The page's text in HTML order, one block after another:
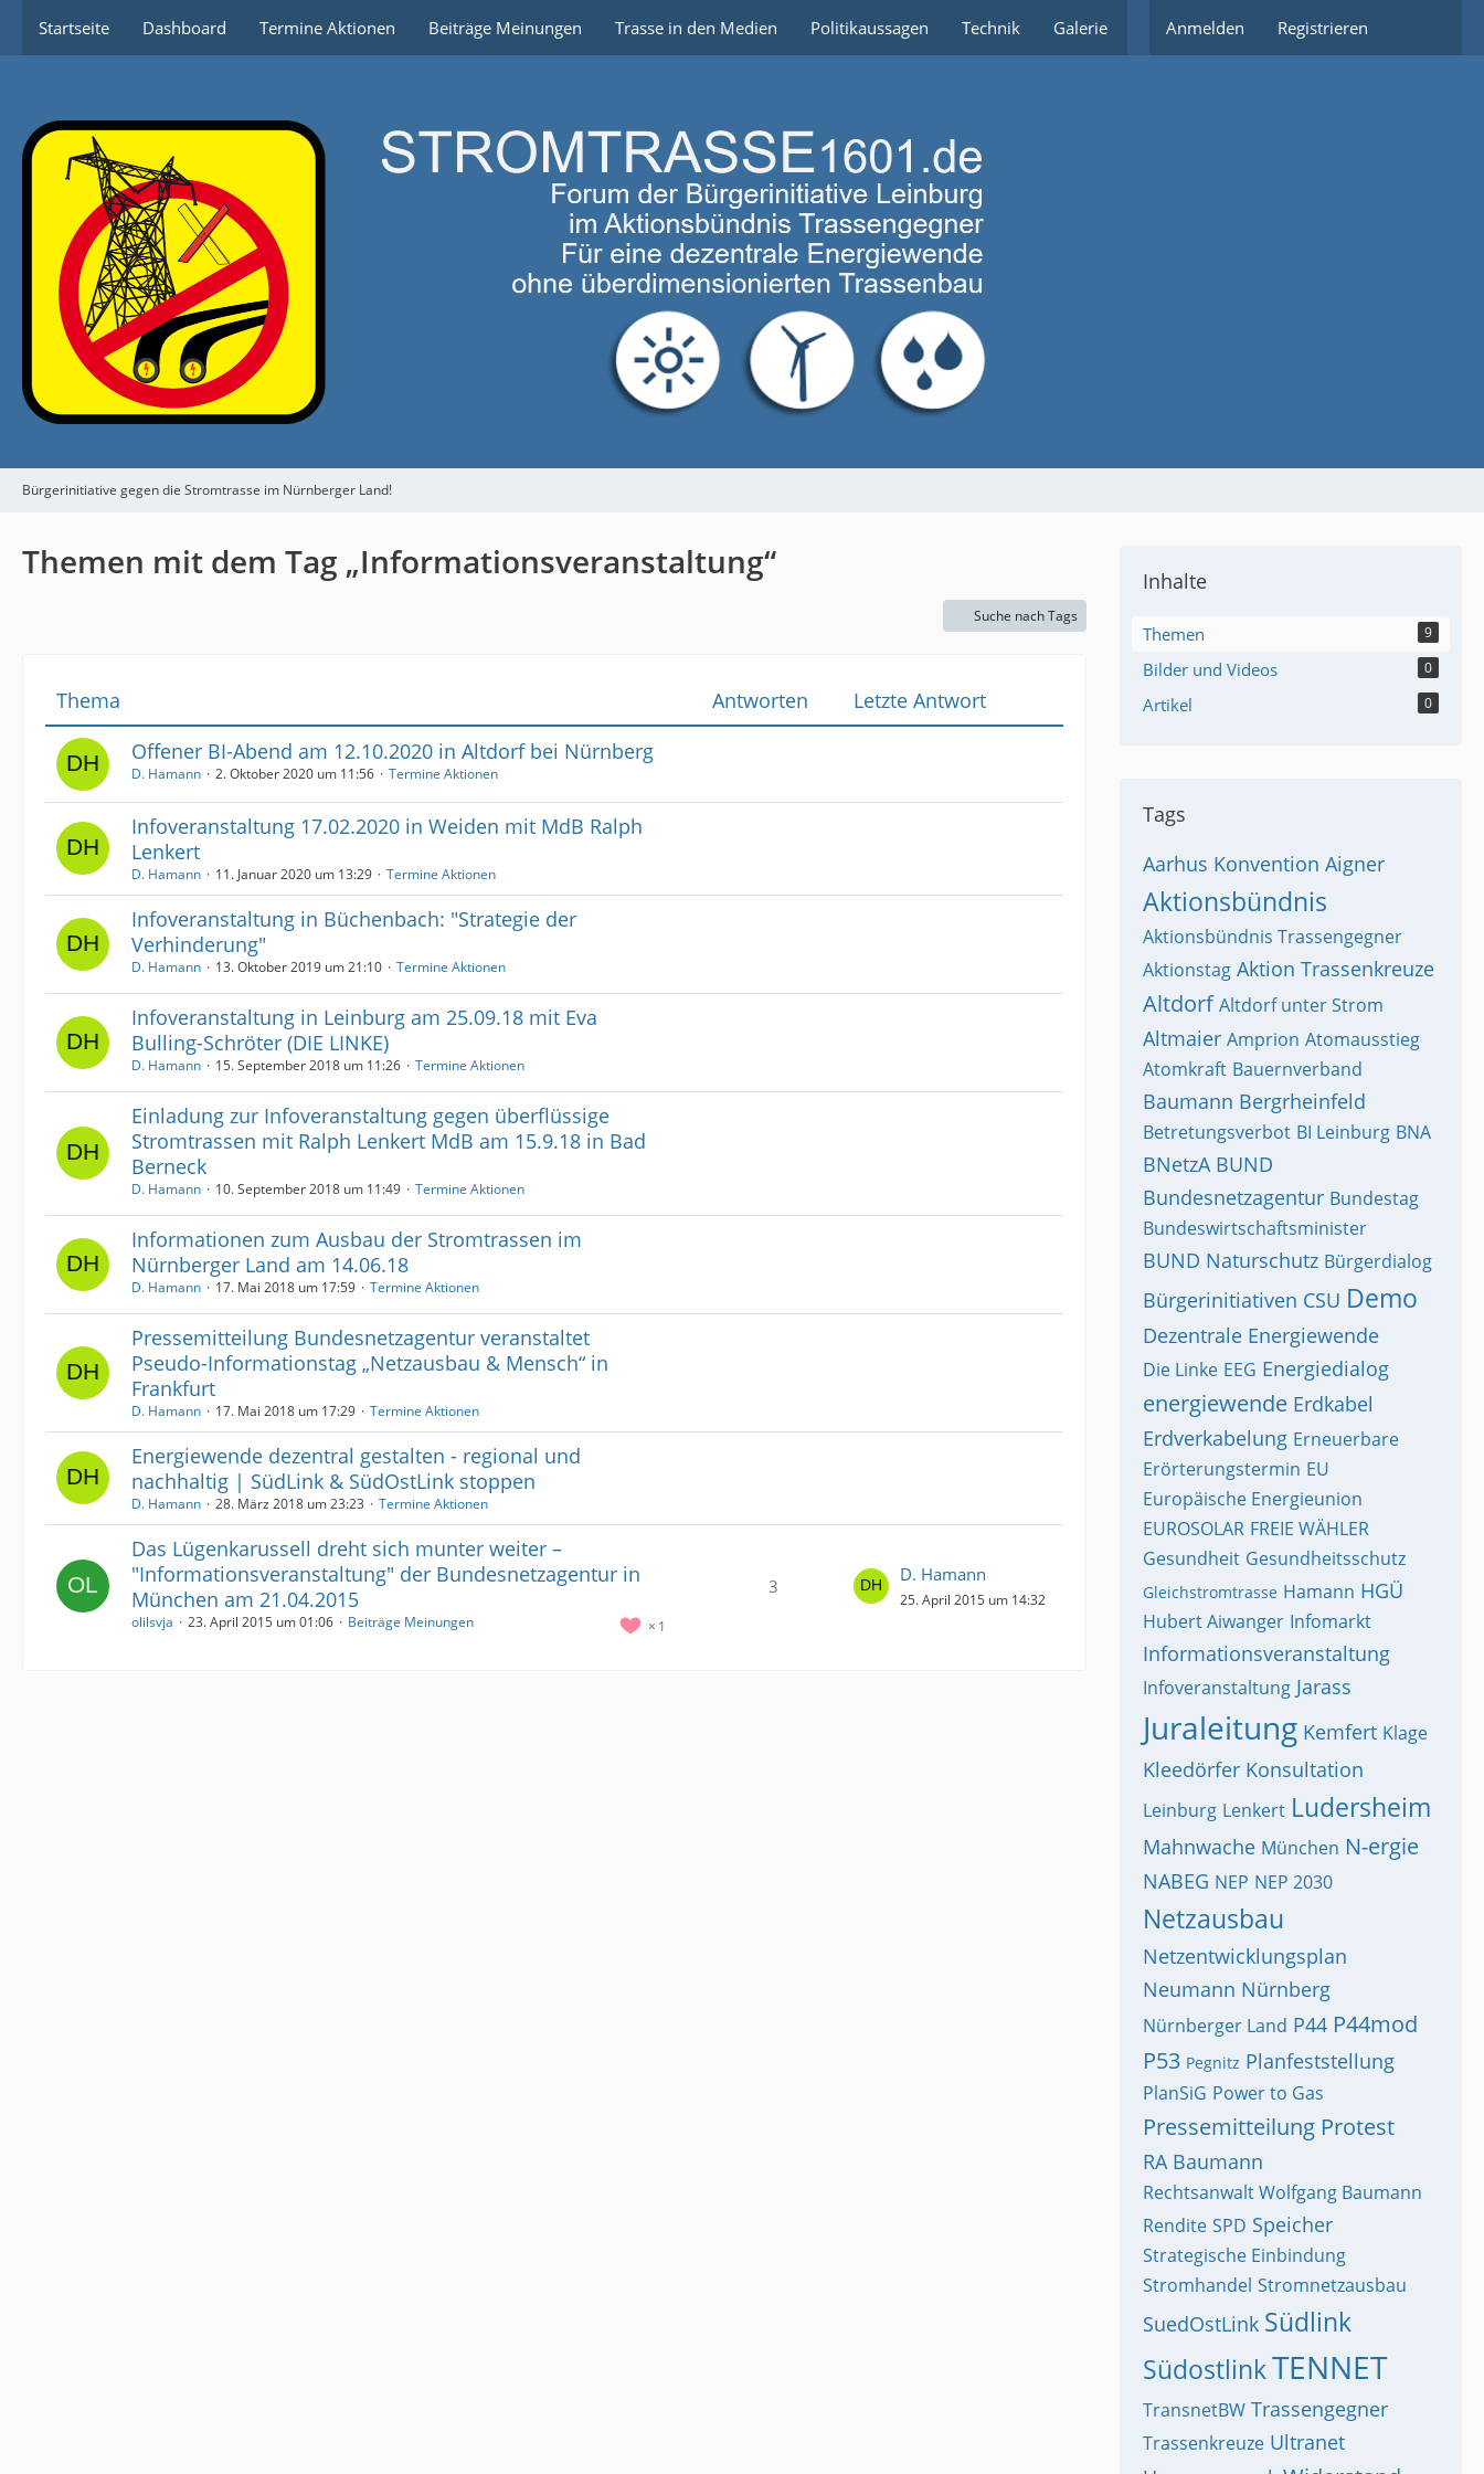
Startseite Dashboard Termine Aktionen Beiträge Meinungen Trasse in den Medien Politikaussagen Technik Galerie Partnerlinks
Anmelden Registrieren
Bürgerinitiative gegen die Stromtrasse im Nürnberger Land!
Themen mit dem Tag „Informationsveranstaltung“
Suche nach Tags
Thema Antworten
Letzte Antwort
Offener BI-Abend am 12.10.2020 in Altdorf bei Nürnberg
D. Hamann 2. Oktober 2020 um 11:56 Termine Aktionen
Infoveranstaltung 17.02.2020 in Weiden mit MdB Ralph
Lenkert
D. Hamann 11. Januar 2020 um 13:29 Termine Aktionen
Infoveranstaltung in Büchenbach: "Strategie der
Verhinderung"
D. Hamann 13. Oktober 2019 um 21:10 Termine Aktionen
Infoveranstaltung in Leinburg am 25.09.18 mit Eva
Bulling-Schröter (DIE LINKE)
D. Hamann 15. September 2018 um 11:26 Termine Aktionen
Einladung zur Infoveranstaltung gegen überflüssige
Stromtrassen mit Ralph Lenkert MdB am 15.9.18 in Bad
Berneck
D. Hamann 10. September 2018 um 11:49 Termine Aktionen
Informationen zum Ausbau der Stromtrassen im
Nürnberger Land am 14.06.18
D. Hamann 17. Mai 2018 um 17:59 Termine Aktionen
Pressemitteilung Bundesnetzagentur veranstaltet
Pseudo-Informationstag „Netzausbau & Mensch“ in
Frankfurt
D. Hamann 17. Mai 2018 um 17:29 Termine Aktionen
Energiewende dezentral gestalten - regional und
nachhaltig | SüdLink & SüdOstLink stoppen
D. Hamann 28. März 2018 um 23:23 Termine Aktionen
Das Lügenkarussell dreht sich munter weiter –
"Informationsveranstaltung" der Bundesnetzagentur in
München am 21.04.2015
1
olilsvja 23. April 2015 um 01:06 Beiträge Meinungen
3
D. Hamann
25. April 2015 um 14:32
Inhalte
Themen 9
Bilder und Videos 0
Artikel 0
Tags
Aarhus Konvention Aigner
Aktionsbündnis
Aktionsbündnis Trassengegner
Aktionstag Aktion Trassenkreuze
Altdorf Altdorf unter Strom
Altmaier Amprion Atomausstieg
Atomkraft Bauernverband
Baumann Bergrheinfeld
Betretungsverbot BI Leinburg BNA
BNetzA BUND
Bundesnetzagentur Bundestag
Bundeswirtschaftsminister
BUND Naturschutz Bürgerdialog
Bürgerinitiativen CSU Demo
Dezentrale Energiewende
Die Linke EEG Energiedialog
energiewende Erdkabel
Erdverkabelung Erneuerbare
Erörterungstermin EU
Europäische Energieunion
EUROSOLAR FREIE WÄHLER
Gesundheit Gesundheitsschutz
Gleichstromtrasse Hamann HGÜ
Hubert Aiwanger Infomarkt
Informationsveranstaltung
Infoveranstaltung Jarass
Juraleitung Kemfert Klage
Kleedörfer Konsultation
Leinburg Lenkert Ludersheim
Mahnwache München N-ergie
NABEG NEP NEP 2030
Netzausbau
Netzentwicklungsplan
Neumann Nürnberg
Nürnberger Land P44 P44mod
P53 Pegnitz Planfeststellung
PlanSiG Power to Gas
Pressemitteilung Protest
RA Baumann
Rechtsanwalt Wolfgang Baumann
Rendite SPD Speicher
Strategische Einbindung
Stromhandel Stromnetzausbau
SuedOstLink Südlink
SüdostlinkTENNET
TransnetBW Trassengegner
Trassenkreuze Ultranet